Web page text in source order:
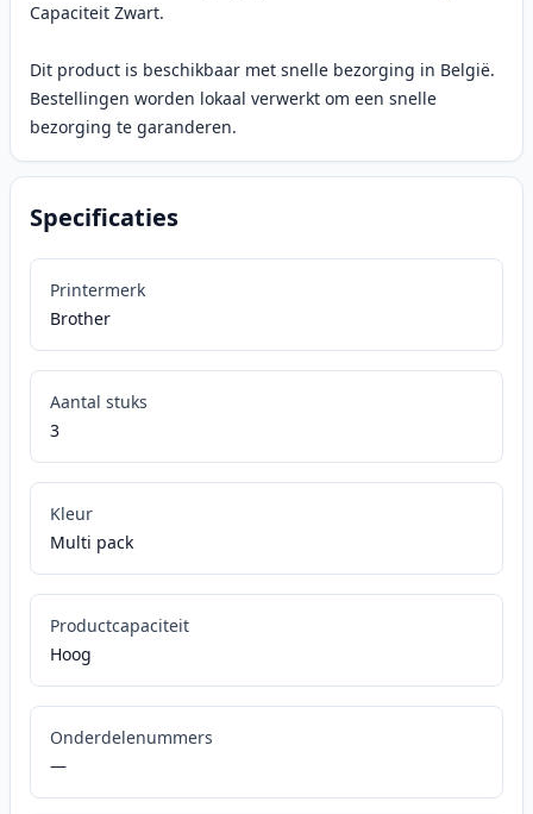
Capaciteit Zwart.
Dit product is beschikbaar met snelle bezorging in België.
Bestellingen worden lokaal verwerkt om een snelle
bezorging te garanderen.
Specificaties
Printermerk
Brother
Aantal stuks
3
Kleur
Multi pack
Productcapaciteit
Hoog
Onderdelenummers
—